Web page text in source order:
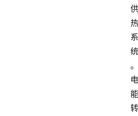
供
热
系
统
。
电
能
转